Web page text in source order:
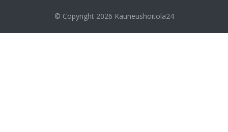
© Copyright 2026 Kauneushoitola24